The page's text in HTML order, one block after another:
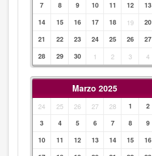
7
8 9 10 11 12
13
14
15 16 17 18 19
20
21
22 23 24 25 26
27
28
29 30 1 2 3 4
Marzo 2025
24 25 26 27 28 1
2
3
4 5 6 7 8
9
10
11 12 13 14 15
16